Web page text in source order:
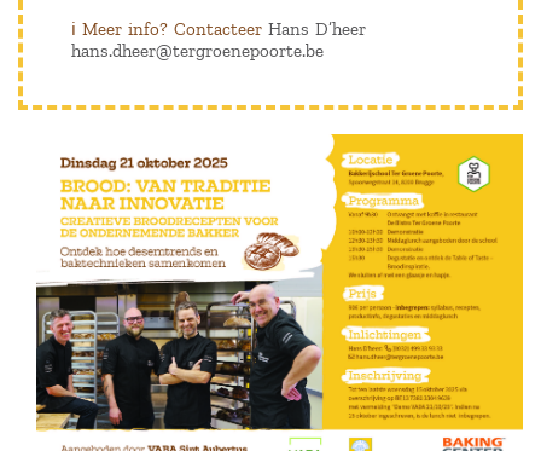
ℹ️ Meer info? Contacteer Hans D’heer
hans.dheer@tergroenepoorte.be